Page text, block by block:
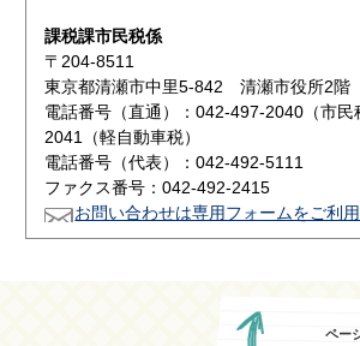
課税課市民税係
〒204-8511
東京都清瀬市中里5-842 清瀬市役所2階
電話番号（直通）：042-497-2040（市民
2041（軽自動車税）
電話番号（代表）：042-492-5111
ファクス番号：042-492-2415
お問い合わせは専用フォームをご利用
ペー